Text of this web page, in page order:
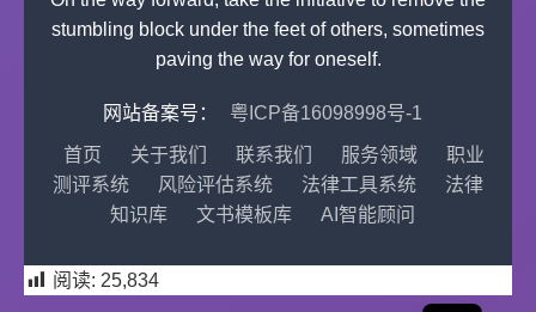
stumbling block under the feet of others, sometimes
paving the way for oneself.
网站备案号： 粤ICP备16098998号-1
首页 关于我们 联系我们 服务领域
职业
测评系统
风险评估系统 法律工具系统
法律
知识库
文书模板库 AI智能顾问
阅读: 25,834